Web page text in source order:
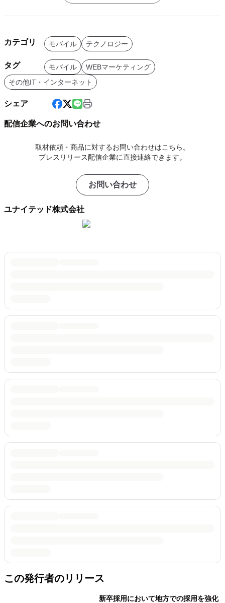
カテゴリ モバイル テクノロジー
タグ モバイル
WEBマーケティング
その他IT・インターネット
シェア
配信企業へのお問い合わせ
取材依頼・商品に対するお問い合わせはこちら。
プレスリリース配信企業に直接連絡できます。
お問い合わせ
ユナイテッド株式会社
この発行者のリリース
新卒採用において地方での採用を強化